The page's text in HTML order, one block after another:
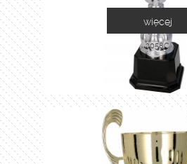
2058C
więcej